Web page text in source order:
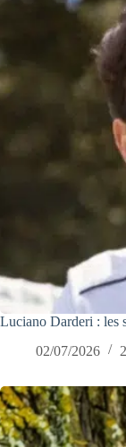
Luciano Darderi : les
02/07/2026